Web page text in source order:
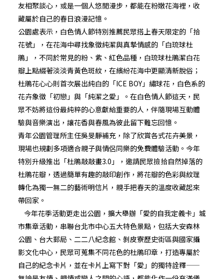
友相聚談心，或是一個人悠閒漫步，都能在粉嫩花海裡，收
藏屬於自己的春日浪漫記憶。
公園處表示，白色情人節特別推薦民眾搭上春天限定的「拾
花號」，在花海中尋找象徵純潔與真摯情感的「白琉球杜
鵑」，不同於常見的粉、紫、紅色品種，白琉球杜鵑潔白花
瓣上點綴著淡淡青黃色斑紋，在繽紛花海中更顯清新脫俗；
杜鵑花心心則首次展出純白的「ICE BOY」繡球花，白色系的
花卉象徵「初戀」與「純潔之愛」。在白色情人節這天，民
眾不妨將這份最純粹的心意獻給重要的人，伴隨現場互動體
驗與音樂演出，讓花香與春風為彼此留下難忘回憶。
青年公園管理所主任吳旻靜補充，除了欣賞各式花卉美景，
現場也規劃多項適合親子與情侶同樂的免費體驗活動。今年
特別升級推出「杜鵑敲敲畫3.0」，邀請民眾撿拾自然掉落的
杜鵑花瓣，透過簡單有趣的敲印創作，將花瓣的色彩與紋理
轉化為獨一無二的藝術明信片，親手把春天的溫度收藏起來
帶回家。
今年花季活動更走出公園，擴大舉辦「愛的自我定義卡」城
市集章活動，串聯台北市中心五大特色景點，包括大安森林
公園、台大郵局、二二八紀念館、剝皮寮歷史街區與國家攝
影文化中心，民眾可蒐集不同花色的杜鵑印章，打造專屬於
自己的紀念卡片，並在卡片上寫下對「愛」的獨特詮釋——